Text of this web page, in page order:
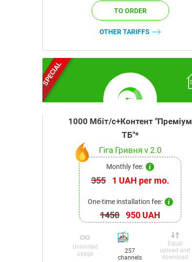
OTHER TARIFFS
SPECIAL
1000 Мбіт/с+Контент "Преміум
ТБ"*
Гіга Гривня v 2.0
Monthly fee:
355 1 UAH per mo.
One-time installation fee:
1450 950 UAH
Unlimited
usage
257
channels
Equal
upload and
download